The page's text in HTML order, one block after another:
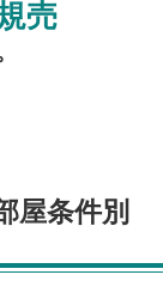
売
屋条件別